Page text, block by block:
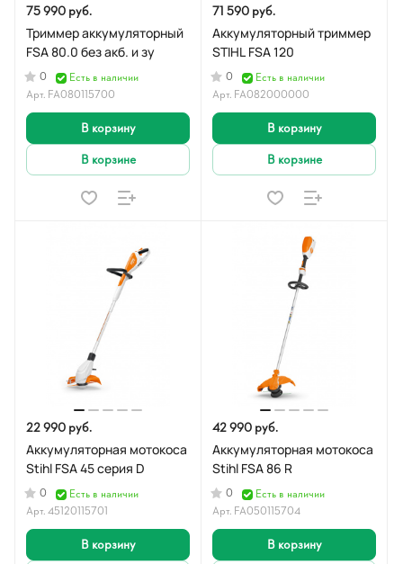
75 990 руб.
Триммер аккумуляторный
FSA 80.0 без акб. и зу
0
Есть в наличии
Арт. FA080115700
В корзину
В корзине
71 590 руб.
Аккумуляторный триммер
STIHL FSA 120
0
Есть в наличии
Арт. FA082000000
В корзину
В корзине
22 990 руб.
Аккумуляторная мотокоса
Stihl FSA 45 серия D
0
Есть в наличии
Арт.45120115701
В корзину
42 990 руб.
Аккумуляторная мотокоса
Stihl FSA 86 R
0
Есть в наличии
Арт. FA050115704
В корзину